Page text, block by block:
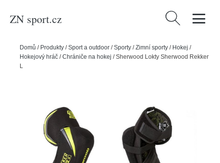
ZN sport.cz Vyhledávání
Domů / Produkty /Sport a outdoor /Sporty /Zimní sporty / Hokej /
Hokejový hráč /Chrániče na hokej /Sherwood Lokty Sherwood Rekker
Legend 4 SR, Senior, M